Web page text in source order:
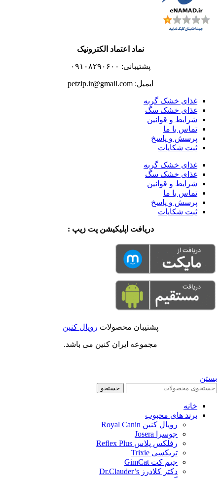
نماد اعتماد الکترونیک
پشتیبانی: ۰۹۱۰۸۲۹۰۶۰۰
ایمیل: petzip.ir@gmail.com
غذای خشک گربه
غذای خشک سگ
شرایط و قوانین
تماس با ما
پرسش و پاسخ
ثبت شکایات
غذای خشک گربه
غذای خشک سگ
شرایط و قوانین
تماس با ما
پرسش و پاسخ
ثبت شکایات
دریافت اپلیکیشن پت زیپ :
پشتیبان محصولات رویال کنین
مجموعه ایران کنین می باشد.
بستن
جستجو
خانه
برند های محبوب
رویال کنین Royal Canin
جوسرا Josera
رفلکس پلاس Reflex Plus
تریکسی Trixie
جیم کت GimCat
دکتر کلادرز Dr.Clauder’s